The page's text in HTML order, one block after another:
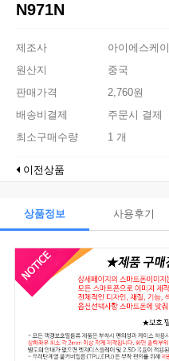
N971N
제조사
아이에스케이
원산지
중국
판매가격
2,760원
배송비결제
주문시 결제
최소구매수량
1 개
이전상품
상품정보 사용후기